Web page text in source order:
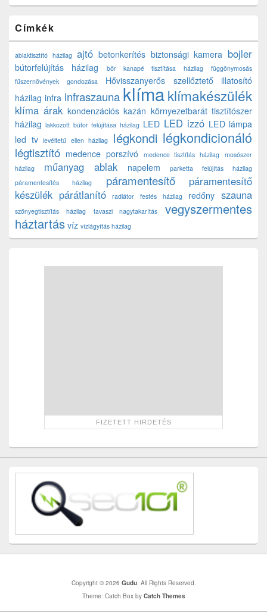
Címkék
ablaktisztító házilag ajtó betonkerítés biztonsági kamera bojler
bútorfelújítás házilag bőr kanapé tisztítása házilag
függönymosás
fűszernövények gondozása
Hővisszanyerős szellőztető
illatosító
házilag infra infraszauna klímaklímakészülék
klíma árak kondenzációs kazán környezetbarát tisztítószer
házilag lakkozott bútor felújítása házilag LED LED izzó LED lámpa
led tv levéltetű ellen házilag légkondi légkondicionáló
légtisztító medence porszívó medence tisztítás házilag
mosószer
házilag
műanyag ablak napelem
parketta felújítás házilag
páramentesítés házilag
páramentesítő
páramentesítő
készülék párátlanító radiátor festés házilag redőny szauna
szőnyegtisztítás házilag tavaszi nagytakarítás
vegyszermentes
háztartás víz vízlágyítás házilag
Copyright © 2026 Gudu. All Rights Reserved.
Theme: Catch Box by Catch Themes